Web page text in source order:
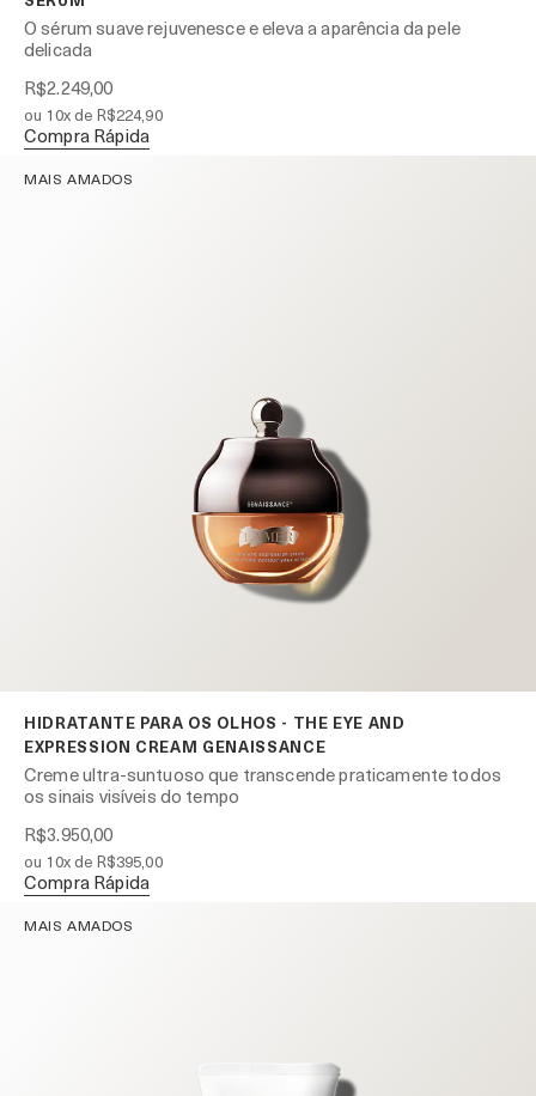
O sérum suave rejuvenesce e eleva a aparência da pele
delicada
R$2.249,00
ou 10x de R$224,90
Compra Rápida
MAIS AMADOS
HIDRATANTE PARA OS OLHOS - THE EYE AND
EXPRESSION CREAM GENAISSANCE
Creme ultra-suntuoso que transcende praticamente todos
os sinais visíveis do tempo
R$3.950,00
ou 10x de R$395,00
Compra Rápida
MAIS AMADOS